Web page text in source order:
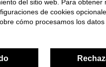
10,82€
del sitio web. Para obtener
de cookies
cómo procesamos los datos